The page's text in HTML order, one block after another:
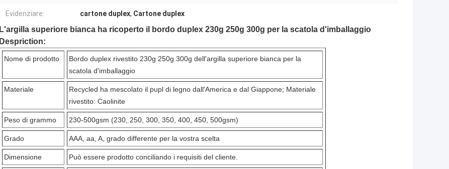
Evidenziare: cartone duplex, Cartone duplex
L'argilla superiore bianca ha ricoperto il bordo duplex 230g 250g 300g per la scatola d'imballaggio
Despriction:
Nome di prodotto
Bordo duplex rivestito 230g 250g 300g dell'argilla superiore bianca per la
scatola d'imballaggio
Materiale
Recycled ha mescolato il pupl di legno dall'America e dal Giappone; Materiale
rivestito: Caolinite
Peso di grammo 230-500gsm (230, 250, 300, 350, 400, 450, 500gsm)
Grado AAA, aa, A, grado differente per la vostra scelta
Dimensione Può essere prodotto conciliando i requisiti del cliente.